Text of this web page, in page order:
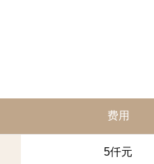
费用
5仟元